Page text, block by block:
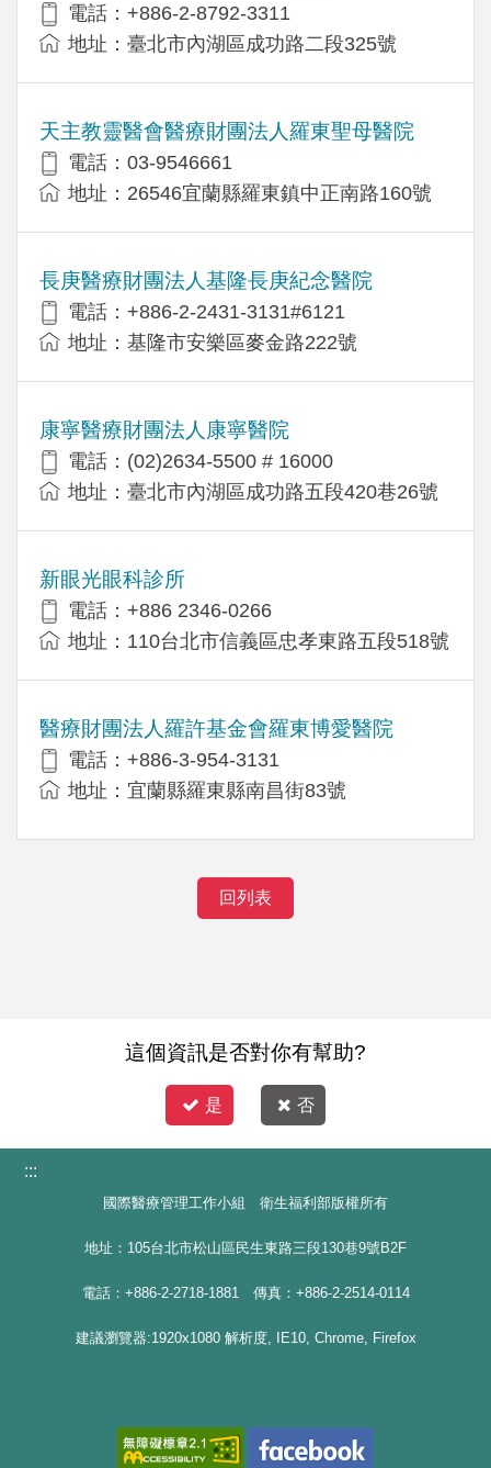
電話：+886-2-8792-3311
地址：臺北市內湖區成功路二段325號
天主教靈醫會醫療財團法人羅東聖母醫院
電話：03-9546661
地址：26546宜蘭縣羅東鎮中正南路160號
長庚醫療財團法人基隆長庚紀念醫院
電話：+886-2-2431-3131#6121
地址：基隆市安樂區麥金路222號
康寧醫療財團法人康寧醫院
電話：(02)2634-5500 # 16000
地址：臺北市內湖區成功路五段420巷26號
新眼光眼科診所
電話：+886 2346-0266
地址：110台北市信義區忠孝東路五段518號
醫療財團法人羅許基金會羅東博愛醫院
電話：+886-3-954-3131
地址：宜蘭縣羅東縣南昌街83號
回列表
這個資訊是否對你有幫助?
是 否
:::
國際醫療管理工作小組 衛生福利部版權所有
地址：105台北市松山區民生東路三段130巷9號B2F
電話：+886-2-2718-1881 傳真：+886-2-2514-0114
建議瀏覽器:1920x1080 解析度, IE10, Chrome, Firefox